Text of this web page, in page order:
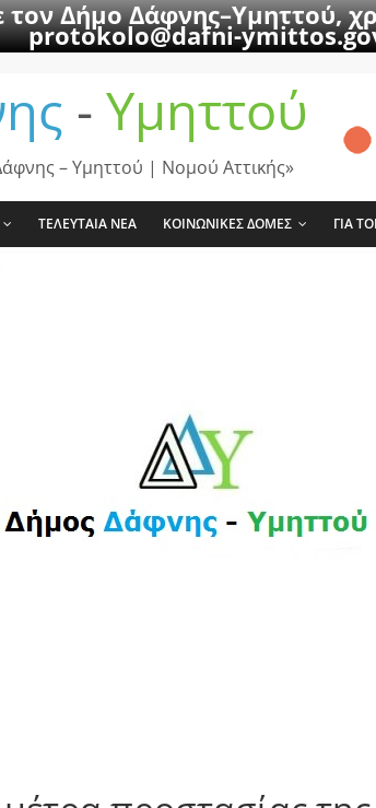
τον Δήμο Δάφνης–Υμηττού,
protokolo@dafni-
- Υμηττού
– Υμηττού | Νομού Αττικής»
ΤΕΛΕΥΤΑΙΑ ΝΕΑ ΚΟΙΝΩΝΙΚΕΣ ΔΟΜΕΣ ΓΙΑ